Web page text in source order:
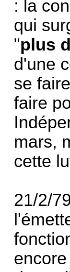
: la
qui
"plus
d'une
se
faire
mars,
cette
21/2/